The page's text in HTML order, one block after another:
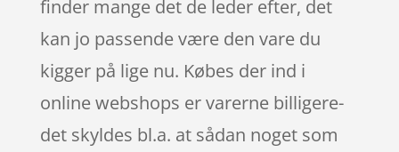
finder mange det de leder efter, det
kan jo passende være den vare du
kigger på lige nu. Købes der ind i
online webshops er varerne billigere-
det skyldes bl.a. at sådan noget som